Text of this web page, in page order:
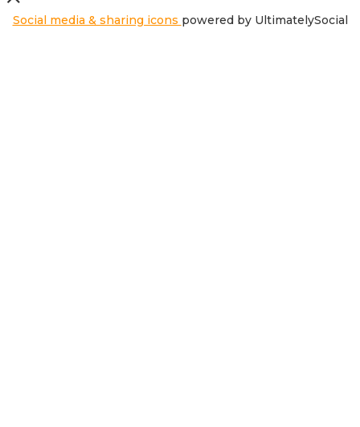
Social media & sharing icons powered by UltimatelySocial